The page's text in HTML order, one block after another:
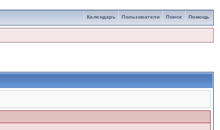
Помощь
Поиск
Пользователи
Календарь